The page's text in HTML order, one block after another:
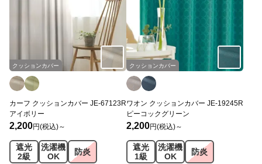
クッションカバー
カーフ クッションカバー JE-67123R
アイボリー
2,200円(税込)～
遮光
2級
洗濯機
OK
防炎
クッションカバー
ワオン クッションカバー JE-19245R
ピーコックグリーン
2,200円(税込)～
遮光
1級
洗濯機
OK
防炎